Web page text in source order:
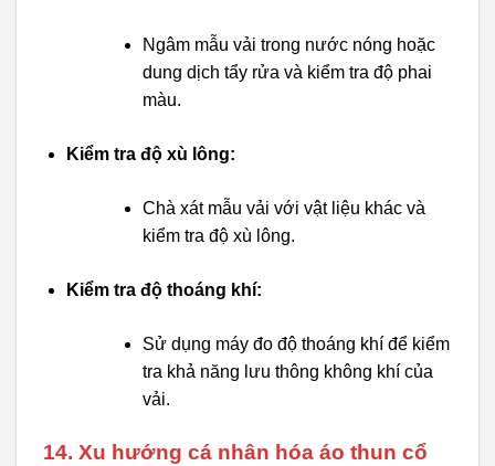
Ngâm mẫu vải trong nước nóng hoặc
dung dịch tẩy rửa và kiểm tra độ phai
màu.
Kiểm tra độ xù lông:
Chà xát mẫu vải với vật liệu khác và
kiểm tra độ xù lông.
Kiểm tra độ thoáng khí:
Sử dụng máy đo độ thoáng khí để kiểm
tra khả năng lưu thông không khí của
vải.
14. Xu hướng cá nhân hóa áo thun cổ